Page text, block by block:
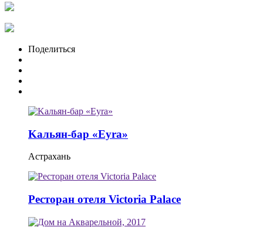
Поделиться
Kальян-бар «Eyra»
Астрахань
Ресторан отеля Victoria Palace